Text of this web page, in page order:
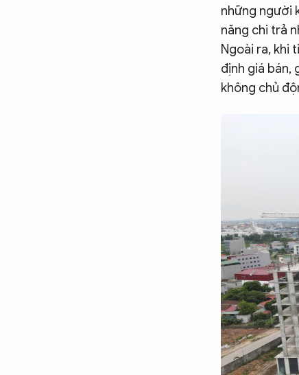
những người
năng chi trả
Ngoài ra, khi
định giá bán,
không chủ